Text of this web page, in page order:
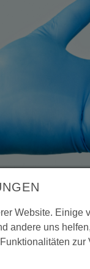
Exit
Website. Einige
andere uns
zur